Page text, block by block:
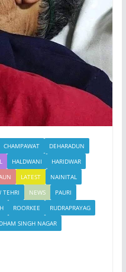
CHAMPAWAT
DEHARADUN
HALDWANI
HARIDWAR
LATEST
NAINITAL
TEHRI NEWS
PAURI
ROORKEE
RUDRAPRAYAG
SINGH NAGAR